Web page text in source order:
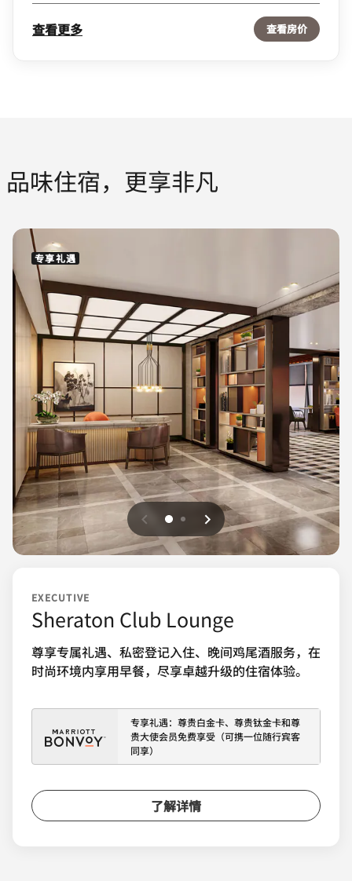
查看更多 查看房价
品味住宿，更享非凡
专享礼遇
上一页
0 1 下一页
EXECUTIVE
Sheraton Club Lounge
尊享专属礼遇、私密登记入住、晚间鸡尾酒服务，在
时尚环境内享用早餐，尽享卓越升级的住宿体验。
专享礼遇：尊贵白金卡、尊贵钛金卡和尊
贵大使会员免费享受（可携一位随行宾客
同享）
了解详情